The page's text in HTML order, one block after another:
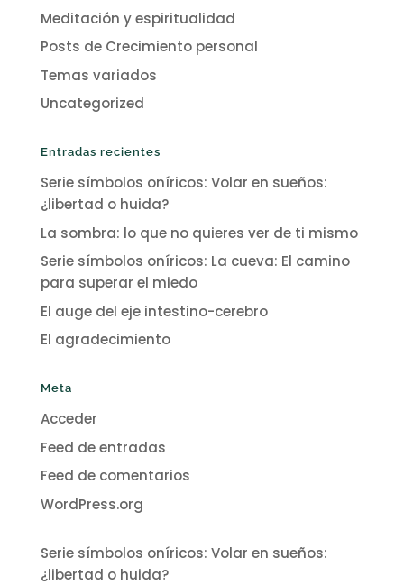
Meditación y espiritualidad
Posts de Crecimiento personal
Temas variados
Uncategorized
Entradas recientes
Serie símbolos oníricos: Volar en sueños:
¿libertad o huida?
La sombra: lo que no quieres ver de ti mismo
Serie símbolos oníricos: La cueva: El camino
para superar el miedo
El auge del eje intestino-cerebro
El agradecimiento
Meta
Acceder
Feed de entradas
Feed de comentarios
WordPress.org
Serie símbolos oníricos: Volar en sueños:
¿libertad o huida?